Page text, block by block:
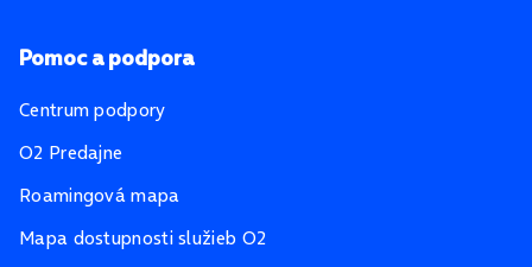
Pomoc a podpora
Centrum podpory
O2 Predajne
Roamingová mapa
Mapa dostupnosti služieb O2